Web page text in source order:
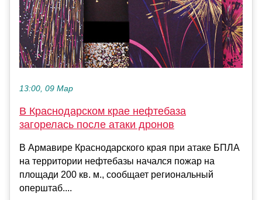
13:00, 09 Мар
В Краснодарском крае нефтебаза
загорелась после атаки дронов
В Армавире Краснодарского края при атаке БПЛА
на территории нефтебазы начался пожар на
площади 200 кв. м., сообщает региональный
оперштаб....